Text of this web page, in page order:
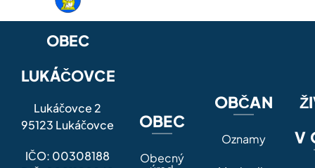
OBEC
LUKÁČOVCE
Lukáčovce 2
95123 Lukáčovce
IČO: 00308188
OBEC
Obecný
OBČAN
Oznamy
V